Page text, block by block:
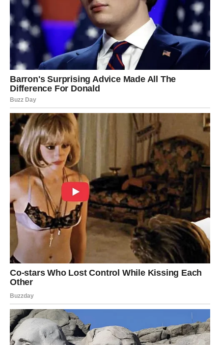
Jedan od najjednostavnijih načina da ublažite talase jeste
korištenje
. Paročistač može opustiti vlakna i pomoći da
se tkanina ponovo izravna.
Ako nemate aparat za paru, možete koristiti i
peglu na nižoj
temperaturi . Preporučuje se staviti tanku tkaninu između
pegle i farmerki kako biste zaštitili materijal.
Ponovno pranje uz oblikovanje
Još jedan koristan trik je da farmerke
potopite u mlaku vodu
oko 15 do 20 minuta. Nakon toga, dok su još vlažne, rukama
lagano poravnajte dijelove na kojima su se pojavili talasi.